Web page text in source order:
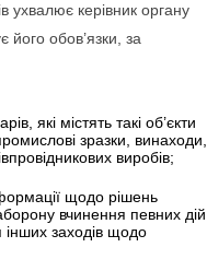
ухвалює керівник органу
його обов’язки, за
які містять такі об’єкти
зразки, винаходи,
виробів;
щодо рішень
вчинення певних дій
інших заходів щодо